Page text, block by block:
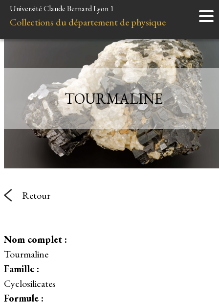
Accueil
Instruments
Minéraux
Liens et ressources
Université Claude Bernard Lyon 1
Collections du département de physique
TOURMALINE
Retour
Nom complet :
Tourmaline
Famille :
Cyclosilicates
Formule :